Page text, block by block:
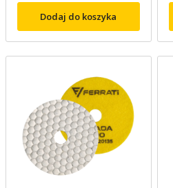
Dodaj do koszyka